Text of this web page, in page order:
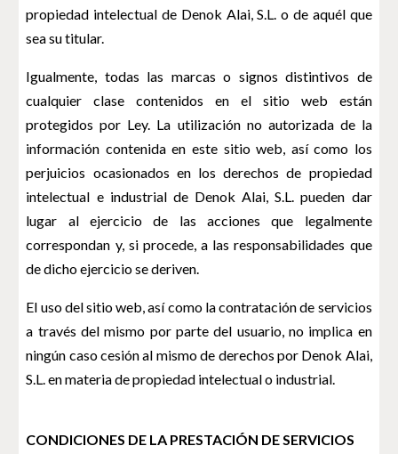
propiedad intelectual de Denok Alai, S.L. o de aquél que
sea su titular.
Igualmente, todas las marcas o signos distintivos de
cualquier clase contenidos en el sitio web están
protegidos por Ley. La utilización no autorizada de la
información contenida en este sitio web, así como los
perjuicios ocasionados en los derechos de propiedad
intelectual e industrial de Denok Alai, S.L. pueden dar
lugar al ejercicio de las acciones que legalmente
correspondan y, si procede, a las responsabilidades que
de dicho ejercicio se deriven.
El uso del sitio web, así como la contratación de servicios
a través del mismo por parte del usuario, no implica en
ningún caso cesión al mismo de derechos por Denok Alai,
S.L. en materia de propiedad intelectual o industrial.
CONDICIONES DE LA PRESTACIÓN DE SERVICIOS